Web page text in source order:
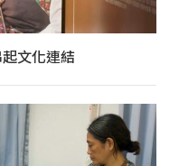
文化連結